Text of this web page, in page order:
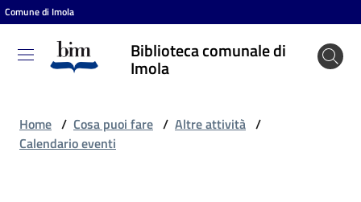
Vai al contenuto
Vai alla navigazione
Vai al footer
Comune di Imola
Biblioteca comunale di
Imola
Biblioteca
comunale
Home / Cosa puoi fare / Altre attività /
Calendario eventi